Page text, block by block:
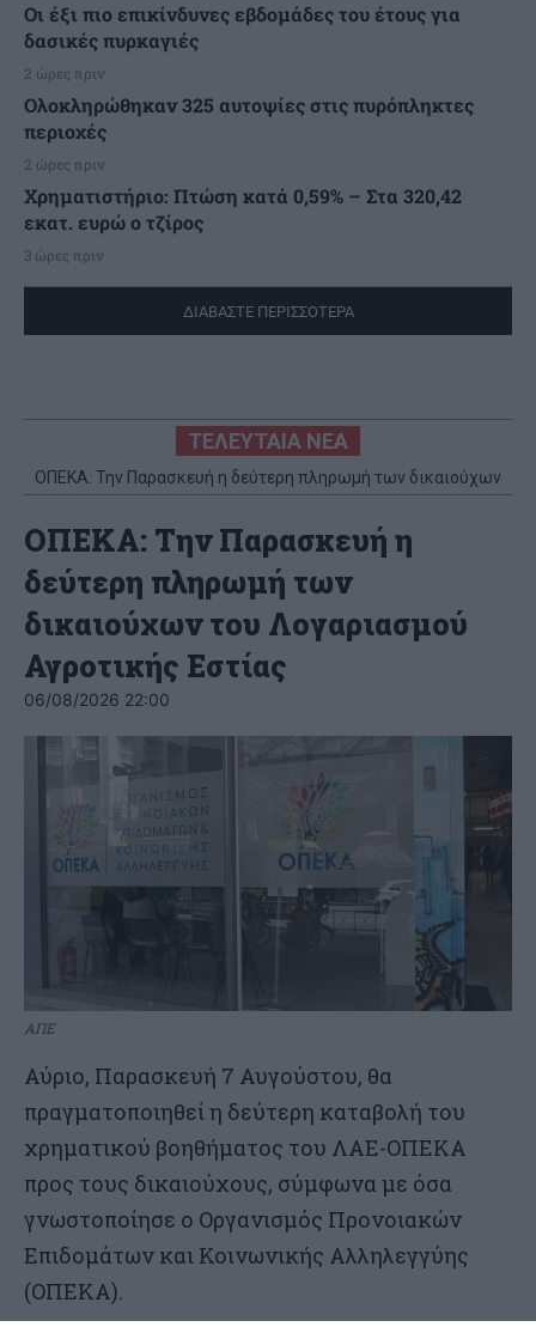
Οι έξι πιο επικίνδυνες εβδομάδες του έτους για
δασικές πυρκαγιές
2 ώρες πριν
Ολοκληρώθηκαν 325 αυτοψίες στις πυρόπληκτες
περιοχές
2 ώρες πριν
Χρηματιστήριο: Πτώση κατά 0,59% – Στα 320,42
εκατ. ευρώ ο τζίρος
3 ώρες πριν
ΔΙΑΒΑΣΤΕ ΠΕΡΙΣΣΟΤΕΡΑ